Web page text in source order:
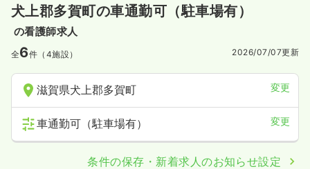
犬上郡多賀町の車通勤可（駐車場有）
の看護師求人
全6件（4施設） 2026/07/07更新
滋賀県犬上郡多賀町 変更
車通勤可（駐車場有） 変更
条件の保存・新着求人のお知らせ設定